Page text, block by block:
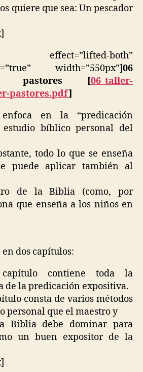
quiere que sea: Un pescador
effect=”lifted-both”
width=”550px”]06
pastores [06_taller-
pastores.pdf]
en la “predicación
bíblico personal del
todo lo que se enseña
puede aplicar también al
de la Biblia (como, por
que enseña a los niños en
dos capítulos:
contiene toda la
de la predicación expositiva.
consta de varios métodos
personal que el maestro y
Biblia debe dominar para
un buen expositor de la